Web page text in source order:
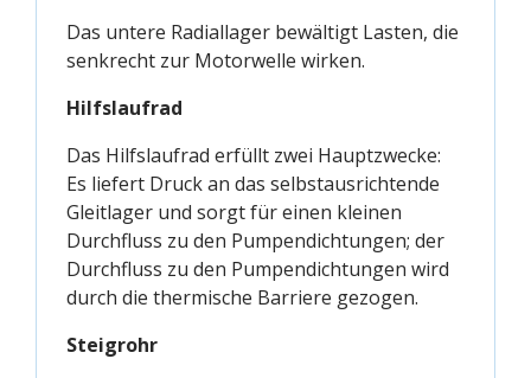
Das untere Radiallager bewältigt Lasten, die
senkrecht zur Motorwelle wirken.
Hilfslaufrad
Das Hilfslaufrad erfüllt zwei Hauptzwecke:
Es liefert Druck an das selbstausrichtende
Gleitlager und sorgt für einen kleinen
Durchfluss zu den Pumpendichtungen; der
Durchfluss zu den Pumpendichtungen wird
durch die thermische Barriere gezogen.
Steigrohr